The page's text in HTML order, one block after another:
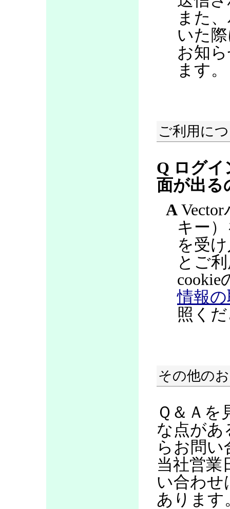
また
いた
お知
ます。
ご利用に
Q ログ
面が出る
A
キー
を受
とご
cookie
情報
照く
その他の
Ｑ＆Ａを
な点があ
らお問い
当社営業
い合わせ
あります